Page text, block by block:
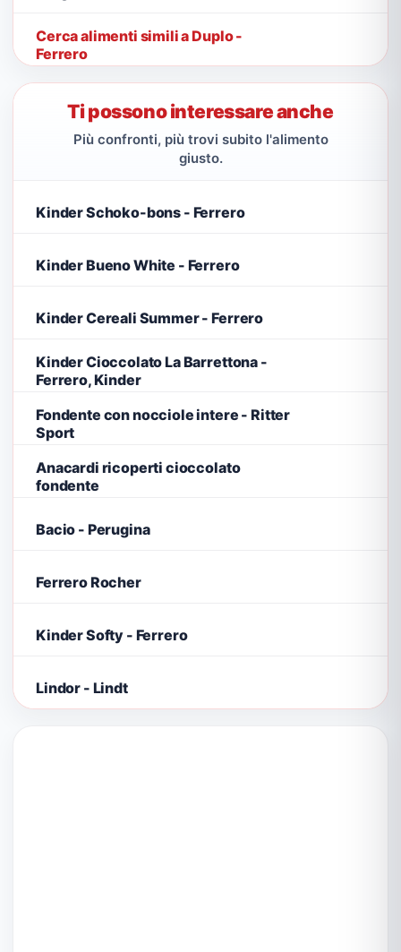
Cerca alimenti simili a Duplo -
Ferrero
Ti possono interessare anche
Più confronti, più trovi subito l'alimento
giusto.
Kinder Schoko-bons - Ferrero
Kinder Bueno White - Ferrero
Kinder Cereali Summer - Ferrero
Kinder Cioccolato La Barrettona -
Ferrero, Kinder
Fondente con nocciole intere - Ritter
Sport
Anacardi ricoperti cioccolato
fondente
Bacio - Perugina
Ferrero Rocher
Kinder Softy - Ferrero
Lindor - Lindt